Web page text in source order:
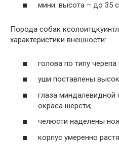
мини: высота – до 35
Порода собак
характеристики внешности:
голова по типу
уши поставлены
глаза
окраса шерсти;
челюсти наделены
корпус умеренно